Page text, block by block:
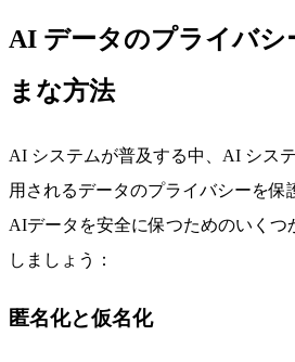
AI データのプライバシ
まな方法
AI システムが普及する中、AI シス
用されるデータのプライバシーを保
AIデータを安全に保つためのいくつ
しましょう：
匿名化と仮名化